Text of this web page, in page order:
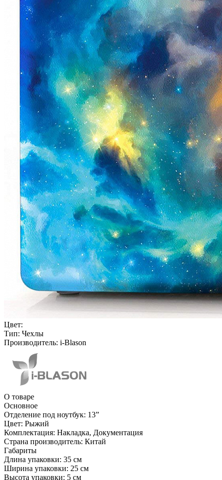
Цвет:
Тип: Чехлы
Производитель: i-Blason
О товаре
Основное
Отделение под ноутбук: 13ˮ
Цвет: Рыжий
Комплектация: Накладка, Документация
Страна производитель: Китай
Габариты
Длина упаковки: 35 см
Ширина упаковки: 25 см
Высота упаковки: 5 см